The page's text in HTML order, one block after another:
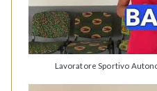
Lavoratore Sportivo